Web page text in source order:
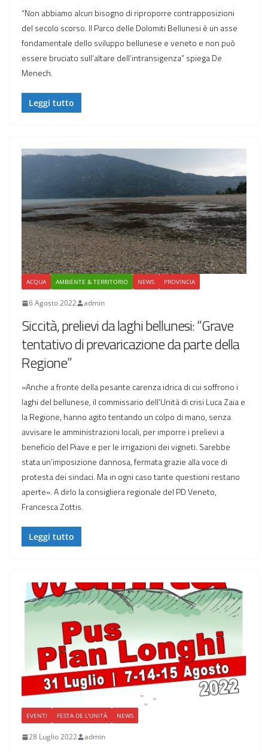
“Non abbiamo alcun bisogno di riproporre contrapposizioni
del secolo scorso. Il Parco delle Dolomiti Bellunesi è un asse
fondamentale dello sviluppo bellunese e veneto e non può
essere bruciato sull’altare dell’intransigenza” spiega De
Menech.
Leggi tutto
ACQUA AMBIENTE & TERRITORIO NEWS PROVINCIA
6 Agosto 2022 admin
Siccità, prelievi da laghi bellunesi: “Grave
tentativo di prevaricazione da parte della
Regione”
«Anche a fronte della pesante carenza idrica di cui soffrono i
laghi del bellunese, il commissario dell’Unità di crisi Luca Zaia e
la Regione, hanno agito tentando un colpo di mano, senza
avvisare le amministrazioni locali, per imporre i prelievi a
beneficio del Piave e per le irrigazioni dei vigneti. Sarebbe
stata un’imposizione dannosa, fermata grazie alla voce di
protesta dei sindaci. Ma in ogni caso tante questioni restano
aperte». A dirlo la consigliera regionale del PD Veneto,
Francesca Zottis.
Leggi tutto
EVENTI FESTA DE L'UNITÀ NEWS
28 Luglio 2022 admin